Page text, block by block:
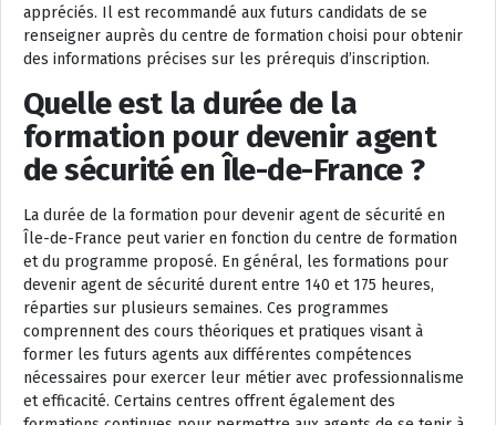
appréciés. Il est recommandé aux futurs candidats de se
renseigner auprès du centre de formation choisi pour obtenir
des informations précises sur les prérequis d’inscription.
Quelle est la durée de la
formation pour devenir agent
de sécurité en Île-de-France ?
La durée de la formation pour devenir agent de sécurité en
Île-de-France peut varier en fonction du centre de formation
et du programme proposé. En général, les formations pour
devenir agent de sécurité durent entre 140 et 175 heures,
réparties sur plusieurs semaines. Ces programmes
comprennent des cours théoriques et pratiques visant à
former les futurs agents aux différentes compétences
nécessaires pour exercer leur métier avec professionnalisme
et efficacité. Certains centres offrent également des